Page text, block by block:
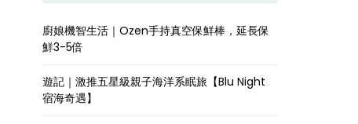
廚娘機智生活｜Ozen手持真空保鮮棒，延長保
鮮3-5倍
遊記｜激推五星級親子海洋系眠旅【Blu Night
宿海奇遇】